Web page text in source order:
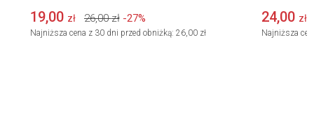
19,00 zł 26,00 zł -27%
Najniższa cena z 30 dni przed obniżką: 26,00 zł
24,00 zł
Najniższa